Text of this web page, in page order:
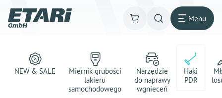
Menu
NEW & SALE
Miernik grubości
lakieru
samochodowego
Narzędzie
do naprawy
wgnieceń
Haki
PDR